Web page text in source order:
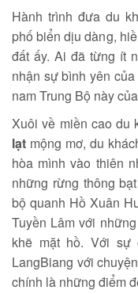
Hành trình đưa du
phố biển dịu dàng,
đất ấy. Ai đã từng ít
nhận sự bình yên
nam Trung Bộ này
Xuôi về miền cao du
lạt mộng mơ, du
hòa mình vào thiên
những rừng thông
bộ quanh Hồ Xuân
Tuyền Lâm với
khẽ mặt hồ. Với
LangBiang với
chính là những điểm